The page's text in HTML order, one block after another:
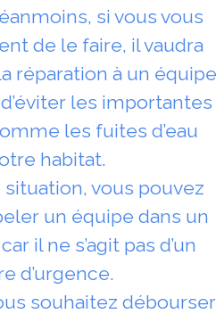
si vous vous
de le faire, il vaudra
réparation à un équipe
les importantes
les fuites d’eau
habitat.
vous pouvez
un équipe dans un
il ne s’agit pas d’un
d’urgence.
souhaitez débourser